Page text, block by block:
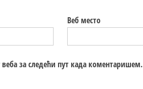
Веб место
за следећи пут када коментаришем.